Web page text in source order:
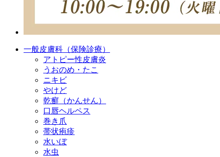
一般皮膚科（保険診療）
アトピー性皮膚炎
うおのめ・たこ
ニキビ
やけど
乾癬（かんせん）
口唇ヘルペス
巻き爪
帯状疱疹
水いぼ
水虫